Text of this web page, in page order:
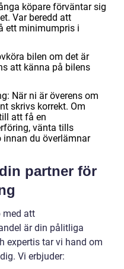
köpare förväntar sig
Var beredd att
ett minimumpris i
bilen om det är
att känna på bilens
När ni är överens om
skrivs korrekt. Om
att få en
vänta tills
du överlämnar
partner för
med att
är din pålitliga
expertis tar vi hand om
Vi erbjuder: